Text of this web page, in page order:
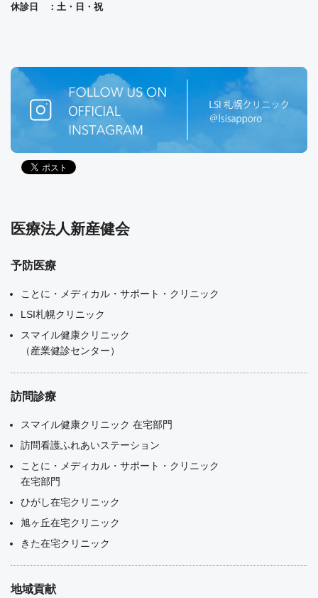
休診日 ：土・日・祝
医療法人新産健会
予防医療
ことに・メディカル・サポート・クリニック
LSI札幌クリニック
スマイル健康クリニック
（産業健診センター）
訪問診療
スマイル健康クリニック 在宅部門
訪問看護ふれあいステーション
ことに・メディカル・サポート・クリニック
在宅部門
ひがし在宅クリニック
旭ヶ丘在宅クリニック
きた在宅クリニック
地域貢献